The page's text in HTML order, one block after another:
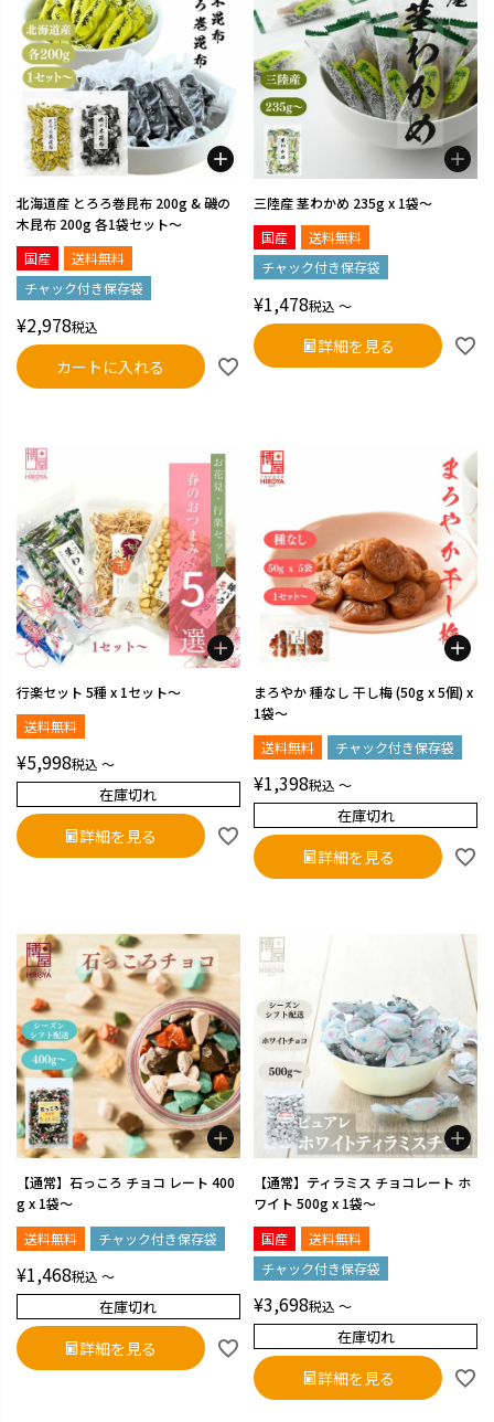
北海道産 とろろ巻昆布 200g & 磯の
木昆布 200g 各1袋セット～
国産
送料無料
チャック付き保存袋
¥2,978税込
カートに入れる
三陸産 茎わかめ 235g x 1袋～
国産
送料無料
チャック付き保存袋
¥1,478税込 〜
詳細を見る
行楽セット 5種 x 1セット～
送料無料
¥5,998税込 〜
在庫切れ
詳細を見る
まろやか 種なし 干し梅 (50g x 5個) x
1袋～
送料無料
チャック付き保存袋
¥1,398税込 〜
在庫切れ
詳細を見る
【通常】石っころ チョコ レート 400
g x 1袋～
送料無料
チャック付き保存袋
¥1,468税込 〜
在庫切れ
詳細を見る
【通常】ティラミス チョコレート ホ
ワイト 500g x 1袋～
国産
送料無料
チャック付き保存袋
¥3,698税込 〜
在庫切れ
詳細を見る